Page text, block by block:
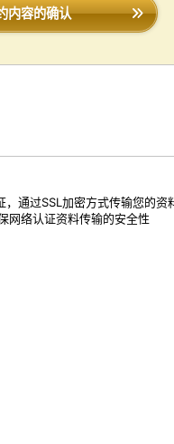
内容的确认
通过SSL加密方式传输您的
网络认证资料传输的安全性